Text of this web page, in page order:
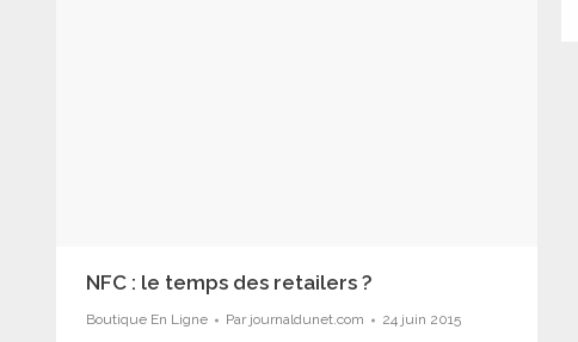
NFC : le temps des retailers ?
Boutique En Ligne Par journaldunet.com 24 juin 2015